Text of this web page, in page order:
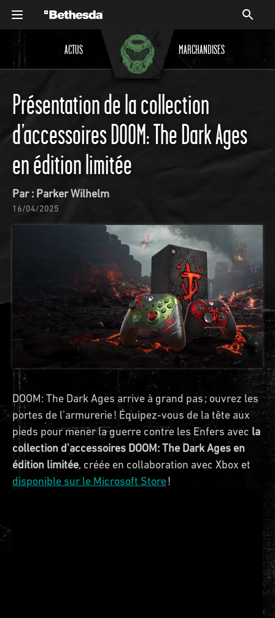
ACTUS MARCHANDISES
Présentation de la collection
d’accessoires DOOM: The Dark Ages
en édition limitée
Par : Parker Wilhelm
16/04/2025
DOOM: The Dark Ages arrive à grand pas ; ouvrez les
portes de l’armurerie ! Équipez-vous de la tête aux
pieds pour mener la guerre contre les Enfers avec la
collection d’accessoires DOOM: The Dark Ages en
édition limitée, créée en collaboration avec Xbox et
disponible sur le Microsoft Store!